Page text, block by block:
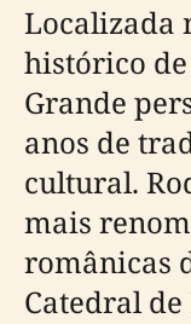
Localizada
histórico
Grande
anos de
cultural.
mais
românicas
Catedral